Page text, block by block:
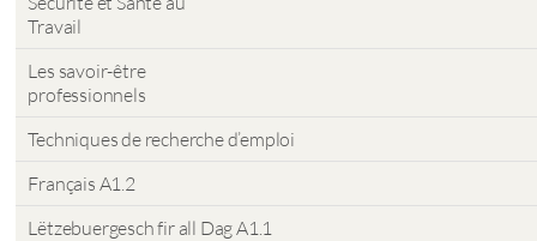
Travail
Les savoir-être
professionnels
Techniques de recherche d’emploi
Français A1.2
Lëtzebuergesch fir all Dag A1.1